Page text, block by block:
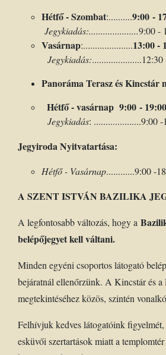
Hétfő - Szombat:..........9:00
Jegykiadás:.....................9:00 -
Vasárnap:.....................13:00 -
Jegykiadás:.....................12:30
Panoráma Terasz és Kincstár
Hétfő - vasárnap 9:00 - 19:00
Jegykiadás: ....................9:00 -
Jegyiroda Nyitvatartása:
Hétfő - Vasárnap............9:00 -
A SZENT ISTVÁN BAZILIKA
A legfontosabb változás, hogy a
belépőjegyet kell váltani.
Minden egyéni csoportos látogató
bejáratnál ellenőrzünk. A Kincstár és a
megtekintéséhez közös, szintén
Felhívjuk kedves látogatóink
esküvői szertartások miatt a